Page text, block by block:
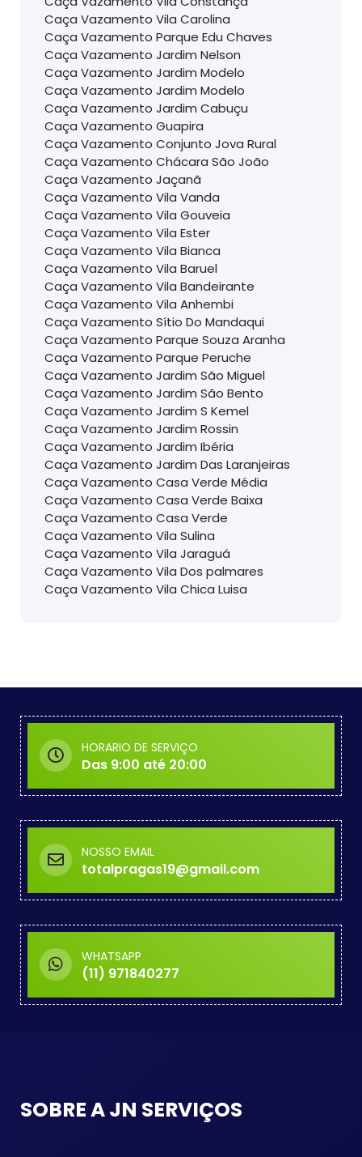
Caça Vazamento Vila Carolina
Caça Vazamento Parque Edu Chaves
Caça Vazamento Jardim Nelson
Caça Vazamento Jardim Modelo
Caça Vazamento Jardim Modelo
Caça Vazamento Jardim Cabuçu
Caça Vazamento Guapira
Caça Vazamento Conjunto Jova Rural
Caça Vazamento Chácara São João
Caça Vazamento Jaçanã
Caça Vazamento Vila Vanda
Caça Vazamento Vila Gouveia
Caça Vazamento Vila Ester
Caça Vazamento Vila Bianca
Caça Vazamento Vila Baruel
Caça Vazamento Vila Bandeirante
Caça Vazamento Vila Anhembi
Caça Vazamento Sítio Do Mandaqui
Caça Vazamento Parque Souza Aranha
Caça Vazamento Parque Peruche
Caça Vazamento Jardim São Miguel
Caça Vazamento Jardim São Bento
Caça Vazamento Jardim S Kemel
Caça Vazamento Jardim Rossin
Caça Vazamento Jardim Ibéria
Caça Vazamento Jardim Das Laranjeiras
Caça Vazamento Casa Verde Média
Caça Vazamento Casa Verde Baixa
Caça Vazamento Casa Verde
Caça Vazamento Vila Sulina
Caça Vazamento Vila Jaraguá
Caça Vazamento Vila Dos palmares
Caça Vazamento Vila Chica Luisa
HORARIO DE SERVIÇO
Das 9:00 até 20:00
NOSSO EMAIL
totalpragas19@gmail.com
WHATSAPP
(11) 971840277
SOBRE A JN SERVIÇOS